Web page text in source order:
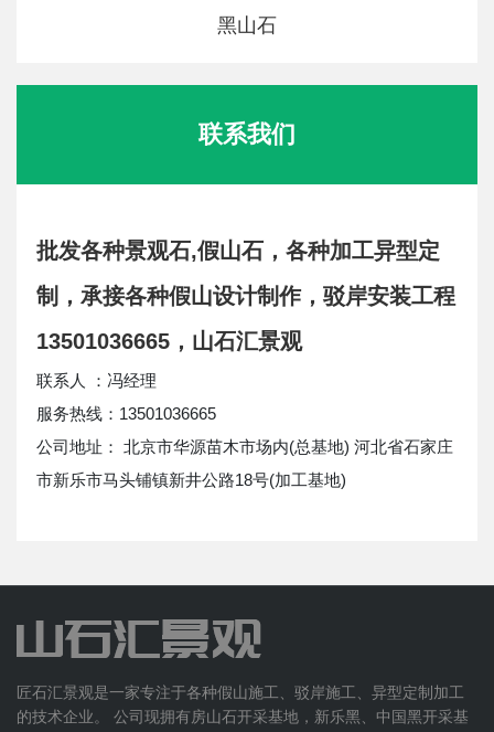
黑山石
联系我们
批发各种景观石,假山石，各种加工异型定
制，承接各种假山设计制作，驳岸安装工程
13501036665，山石汇景观
联系人 ：冯经理
服务热线：13501036665
公司地址： 北京市华源苗木市场内(总基地) 河北省石家庄
市新乐市马头铺镇新井公路18号(加工基地)
匠石汇景观是一家专注于各种假山施工、驳岸施工、异型定制加工
的技术企业。 公司现拥有房山石开采基地，新乐黑、中国黑开采基